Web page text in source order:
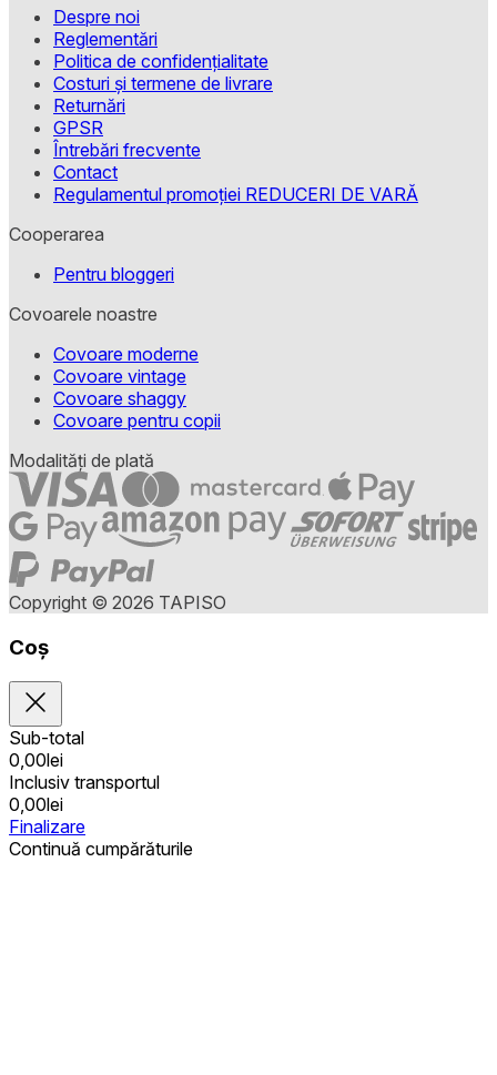
Despre noi
Reglementări
Politica de confidențialitate
Costuri și termene de livrare
Returnări
GPSR
Întrebări frecvente
Contact
Regulamentul promoției REDUCERI DE VARĂ
Cooperarea
Pentru bloggeri
Covoarele noastre
Covoare moderne
Covoare vintage
Covoare shaggy
Covoare pentru copii
Modalități de plată
Copyright © 2026 TAPISO
Coș
Sub-total
0,00lei
Inclusiv transportul
0,00lei
Finalizare
Continuă cumpărăturile